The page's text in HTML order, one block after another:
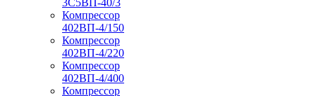
Компрессор
402ВП-4/150
Компрессор
402ВП-4/220
Компрессор
402ВП-4/400
Компрессор